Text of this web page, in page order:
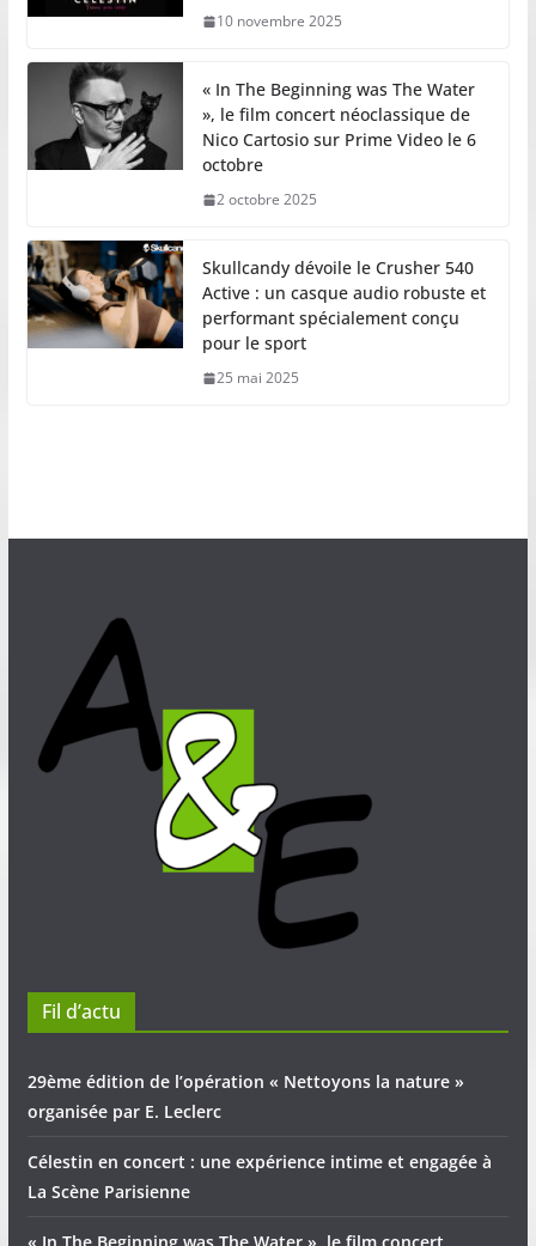
10 novembre 2025
« In The Beginning was The Water
», le film concert néoclassique de
Nico Cartosio sur Prime Video le 6
octobre
2 octobre 2025
Skullcandy dévoile le Crusher 540
Active : un casque audio robuste et
performant spécialement conçu
pour le sport
25 mai 2025
Fil d’actu
29ème édition de l’opération « Nettoyons la nature »
organisée par E. Leclerc
Célestin en concert : une expérience intime et engagée à
La Scène Parisienne